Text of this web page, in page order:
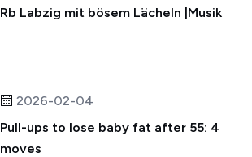
Rb Labzig mit bösem Lächeln |Musik
2026-02-04
Pull-ups to lose baby fat after 55: 4
moves